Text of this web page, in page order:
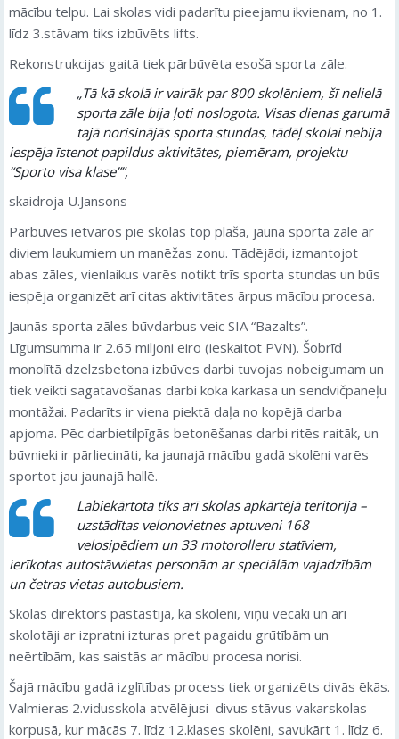
mācību telpu. Lai skolas vidi padarītu pieejamu ikvienam, no 1.
līdz 3.stāvam tiks izbūvēts lifts.
Rekonstrukcijas gaitā tiek pārbūvēta esošā sporta zāle.
„Tā kā skolā ir vairāk par 800 skolēniem, šī nelielā
sporta zāle bija ļoti noslogota. Visas dienas garumā
tajā norisinājās sporta stundas, tādēļ skolai nebija
iespēja īstenot papildus aktivitātes, piemēram, projektu
“Sporto visa klase””,
skaidroja U.Jansons
Pārbūves ietvaros pie skolas top plaša, jauna sporta zāle ar
diviem laukumiem un manēžas zonu. Tādējādi, izmantojot
abas zāles, vienlaikus varēs notikt trīs sporta stundas un būs
iespēja organizēt arī citas aktivitātes ārpus mācību procesa.
Jaunās sporta zāles būvdarbus veic SIA “Bazalts”.
Līgumsumma ir 2.65 miljoni eiro (ieskaitot PVN). Šobrīd
monolītā dzelzsbetona izbūves darbi tuvojas nobeigumam un
tiek veikti sagatavošanas darbi koka karkasa un sendvičpaneļu
montāžai. Padarīts ir viena piektā daļa no kopējā darba
apjoma. Pēc darbietilpīgās betonēšanas darbi ritēs raitāk, un
būvnieki ir pārliecināti, ka jaunajā mācību gadā skolēni varēs
sportot jau jaunajā hallē.
Labiekārtota tiks arī skolas apkārtējā teritorija –
uzstādītas velonovietnes aptuveni 168
velosipēdiem un 33 motorolleru statīviem,
ierīkotas autostāvvietas personām ar speciālām vajadzībām
un četras vietas autobusiem.
Skolas direktors pastāstīja, ka skolēni, viņu vecāki un arī
skolotāji ar izpratni izturas pret pagaidu grūtībām un
neērtībām, kas saistās ar mācību procesa norisi.
Šajā mācību gadā izglītības process tiek organizēts divās ēkās.
Valmieras 2.vidusskola atvēlējusi divus stāvus vakarskolas
korpusā, kur mācās 7. līdz 12.klases skolēni, savukārt 1. līdz 6.